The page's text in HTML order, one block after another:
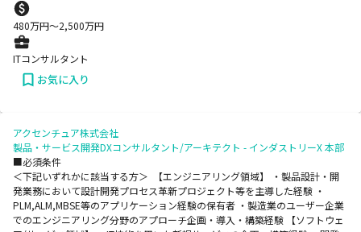
480万円〜2,500万円
ITコンサルタント
お気に入り
アクセンチュア株式会社
製品・サービス開発DXコンサルタント/アーキテクト - インダストリーX 本部
■必須条件
＜下記いずれかに該当する方＞ 【エンジニアリング領域】 ・製品設計・開
発業務において設計開発プロセス革新プロジェクト等を主導した経験 ・
PLM,ALM,MBSE等のアプリケーション経験の保有者 ・製造業のユーザー企業
でのエンジニアリング分野のアプローチ企画・導入・構築経験 【ソフトウェ